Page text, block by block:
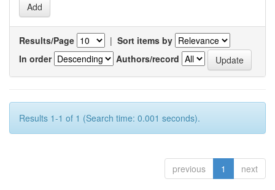
Results/Page | Sort items by
In order
Authors/record
Results 1-1 of 1 (Search time: 0.001 seconds).
previous 1 next